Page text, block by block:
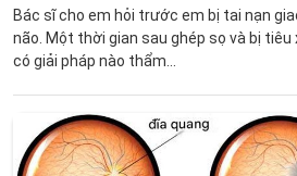
Bác sĩ cho em hỏi trước em bị tai nạn
não. Một thời gian sau ghép sọ và bị tiêu
có giải pháp nào thẩm...